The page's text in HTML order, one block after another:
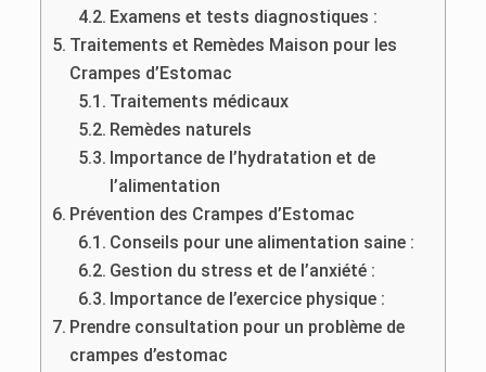
Examens et tests diagnostiques :
Traitements et Remèdes Maison pour les
Crampes d’Estomac
Traitements médicaux
Remèdes naturels
Importance de l’hydratation et de
l’alimentation
Prévention des Crampes d’Estomac
Conseils pour une alimentation saine :
Gestion du stress et de l’anxiété :
Importance de l’exercice physique :
Prendre consultation pour un problème de
crampes d’estomac